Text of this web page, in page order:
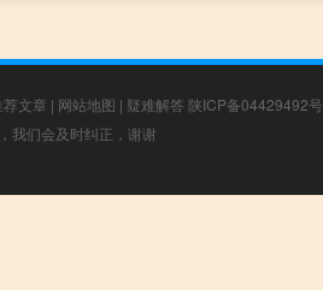
文章 | 网站地图 | 疑难解答 陕ICP备04429492号
我们会及时纠正，谢谢